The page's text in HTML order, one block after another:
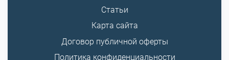
Статьи
Карта сайта
Договор публичной оферты
Политика конфиденциальности